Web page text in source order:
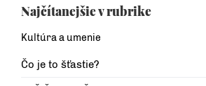
Najčítanejšie v rubrike
Kultúra a umenie
Čo je to šťastie?